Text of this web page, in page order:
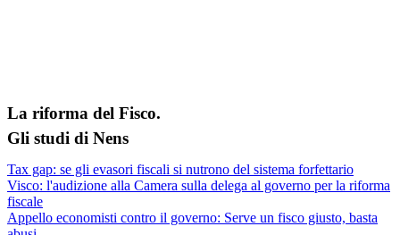
La riforma del Fisco.
Gli studi di Nens
Tax gap: se gli evasori fiscali si nutrono del sistema forfettario
Visco: l'audizione alla Camera sulla delega al governo per la riforma
fiscale
Appello economisti contro il governo: Serve un fisco giusto, basta